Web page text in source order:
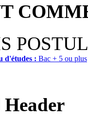
d'études : Bac + 5 ou plus